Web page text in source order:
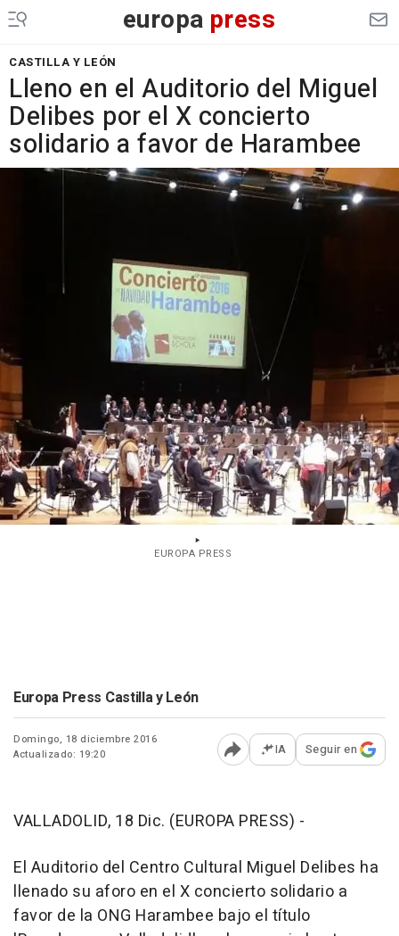
europa press
CASTILLA Y LEÓN
Lleno en el Auditorio del Miguel
Delibes por el X concierto
solidario a favor de Harambee
EUROPA PRESS
Europa Press Castilla y León
Domingo, 18 diciembre 2016
Actualizado: 19:20
Abrir opciones para
IA Seguir en
VALLADOLID, 18 Dic. (EUROPA PRESS) -
El Auditorio del Centro Cultural Miguel Delibes ha
llenado su aforo en el X concierto solidario a
favor de la ONG Harambee bajo el título